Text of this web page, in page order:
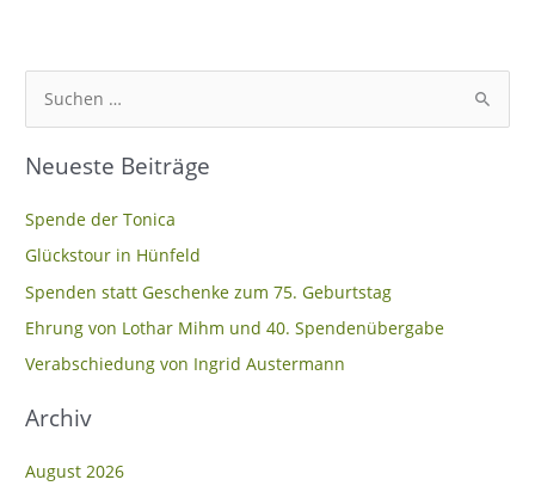
u
c
e
n
n
a
c
:
Neueste Beiträge
Spende der Tonica
Glückstour in Hünfeld
Spenden statt Geschenke zum 75. Geburtstag
Ehrung von Lothar Mihm und 40. Spendenübergabe
Verabschiedung von Ingrid Austermann
Archiv
August 2026